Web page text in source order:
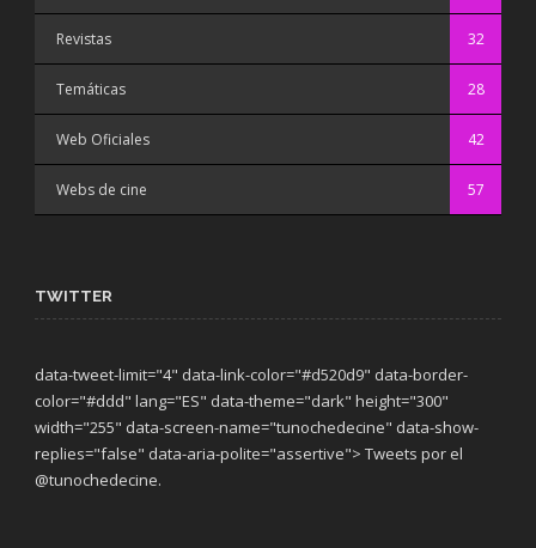
Revistas 32
Temáticas 28
Web Oficiales 42
Webs de cine 57
TWITTER
data-tweet-limit="4" data-link-color="#d520d9" data-border-
color="#ddd" lang="ES" data-theme="dark" height="300"
width="255" data-screen-name="tunochedecine" data-show-
replies="false" data-aria-polite="assertive"> Tweets por el
@tunochedecine.